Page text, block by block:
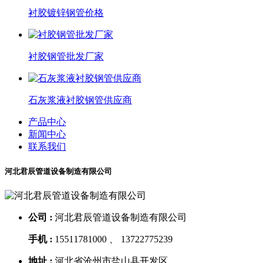
衬胶镀锌钢管价格
衬胶钢管批发厂家
石灰浆液衬胶钢管供应商
产品中心
新闻中心
联系我们
河北君辰管道设备制造有限公司
公司 : 河北君辰管道设备制造有限公司
手机 : 15511781000 、 13722775239
地址 : 河北省沧州市盐山县开发区